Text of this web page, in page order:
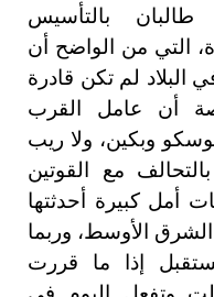
طالبان بالتأسيس
التي من الواضح أن
البلاد لم تكن قادرة
أن عامل القرب
وبكين، ولا ريب
مع القوتين
أمل كبيرة أحدثتها
الأوسط، وربما
إذا ما قررت